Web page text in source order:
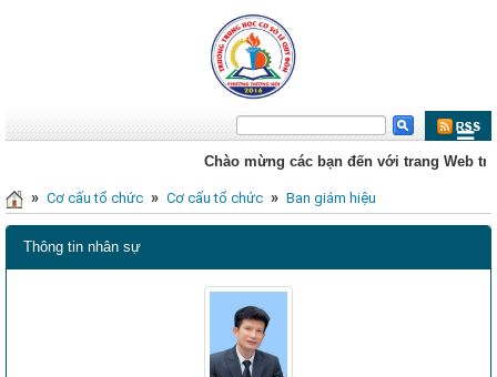
Chào mừng các bạn đến với trang Web
» Cơ cấu tổ chức » Cơ cấu tổ chức » Ban giám hiệu
Thông tin nhân sự